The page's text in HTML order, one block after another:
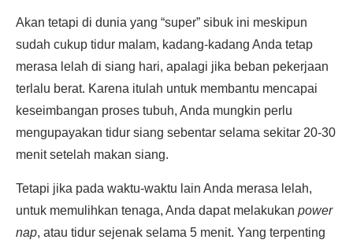
Akan tetapi di dunia yang “super” sibuk ini meskipun
sudah cukup tidur malam, kadang-kadang Anda tetap
merasa lelah di siang hari, apalagi jika beban pekerjaan
terlalu berat. Karena itulah untuk membantu mencapai
keseimbangan proses tubuh, Anda mungkin perlu
mengupayakan tidur siang sebentar selama sekitar 20-30
menit setelah makan siang.
Tetapi jika pada waktu-waktu lain Anda merasa lelah,
untuk memulihkan tenaga, Anda dapat melakukan power
nap, atau tidur sejenak selama 5 menit. Yang terpenting